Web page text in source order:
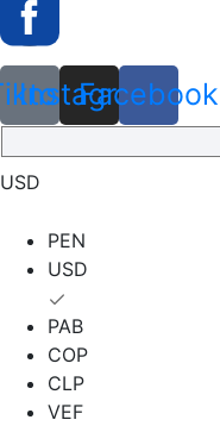
Instagram
Facebook
USD
PEN
USD
PAB
COP
CLP
VEF